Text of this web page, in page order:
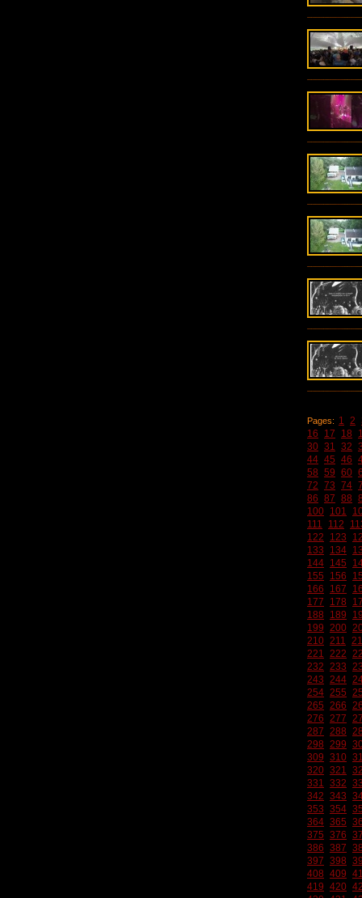
Pages: 1 2
16
17 18
30 31 32
44 45 46
58 59 60
72 73 74
86 87 88
100 101
111
112
122
123
133
134
144 145
155
156
166
167
177
178
188
189
199 200
210 211
221 222
232 233
243 244
254 255
265 266
276 277
287 288
298 299
309 310
320 321
331 332
342 343
353 354
364 365
375 376
386 387
397 398
408 409
419 420